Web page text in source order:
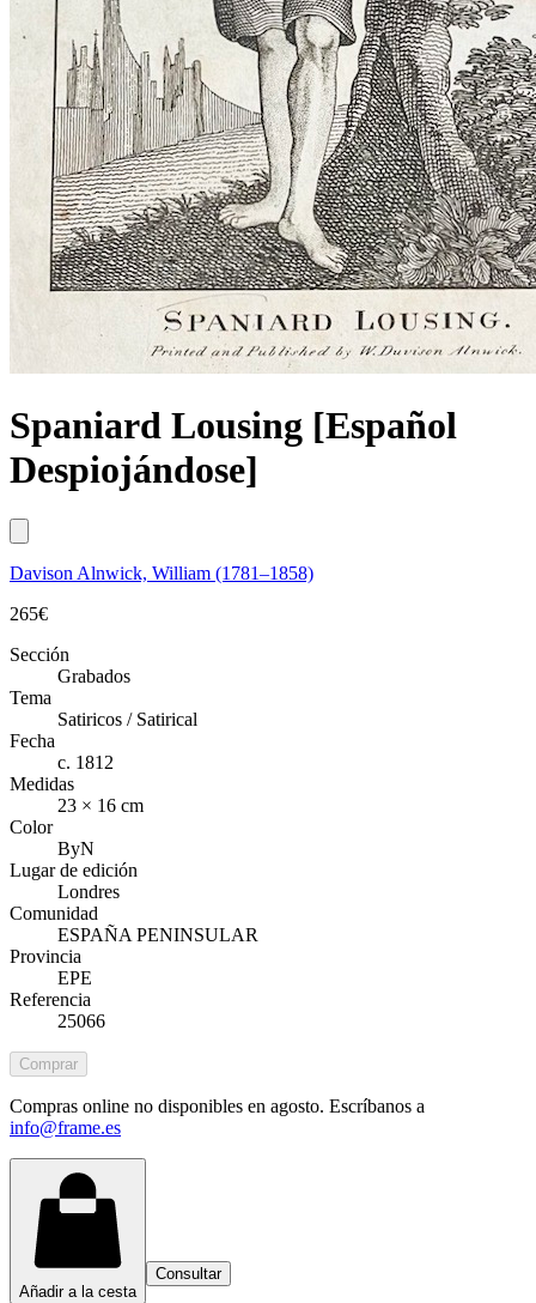
Spaniard Lousing [Español
Despiojándose]
Davison Alnwick, William (1781–1858)
265€
Sección
Grabados
Tema
Satiricos / Satirical
Fecha
c. 1812
Medidas
23 × 16 cm
Color
ByN
Lugar de edición
Londres
Comunidad
ESPAÑA PENINSULAR
Provincia
EPE
Referencia
25066
Comprar
Compras online no disponibles en agosto. Escríbanos a
info@frame.es
Añadir a la cesta
Consultar